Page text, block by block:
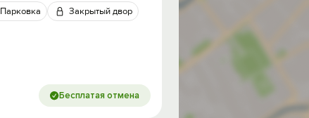
Парковка
Закрытый двор
Бесплатая отмена